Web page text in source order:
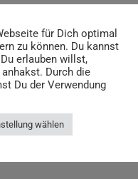
10 h
für Dich optimal
zu können. Du kannst
erlauben willst,
Durch die
Du der Verwendung
wählen